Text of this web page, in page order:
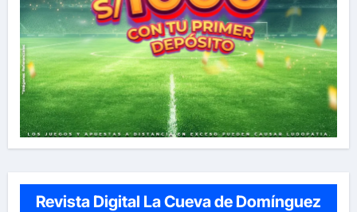
Revista Digital La Cueva de Domínguez